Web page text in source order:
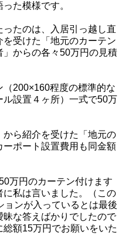
た模様です。
ったのは、入居引っ越し直
受けた「地元のカーテン
からの各々50万円の見積
（200×160程度の標準的な
設置４ヶ所）一式で50万
から紹介を受けた「地元の
ポート設置費用も同金額
万円のカーテン付けます
私は言いました。（この
ョンが入っているとは最後
昧な答えばかりでしたので
額15万円でお願いをいた